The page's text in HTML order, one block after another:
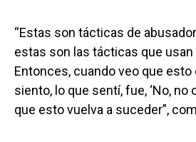
“Estas son tácticas de
estas son las tácticas que
Entonces, cuando veo que esto
siento, lo que sentí, fue, ‘No, no
que esto vuelva a suceder”,